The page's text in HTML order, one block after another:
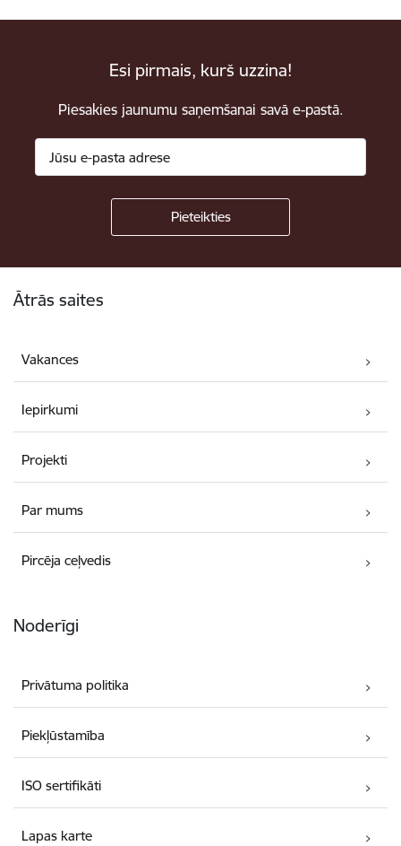
Esi pirmais, kurš uzzina!
Piesakies jaunumu saņemšanai savā e-pastā.
Ātrās saites
Vakances
Iepirkumi
Projekti
Par mums
Pircēja ceļvedis
Noderīgi
Privātuma politika
Piekļūstamība
ISO sertifikāti
Lapas karte